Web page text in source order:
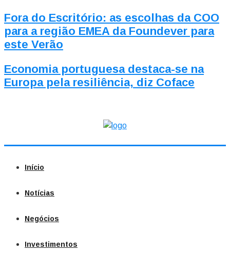
Fora do Escritório: as escolhas da COO
para a região EMEA da Foundever para
este Verão
Economia portuguesa destaca-se na
Europa pela resiliência, diz Coface
Início
Notícias
Negócios
Investimentos